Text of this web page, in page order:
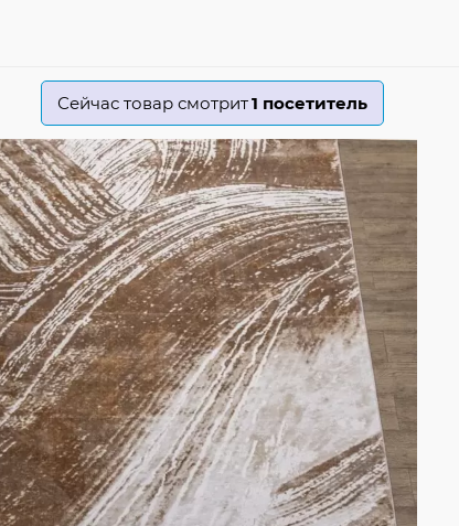
Сейчас товар смотрит1 посетитель